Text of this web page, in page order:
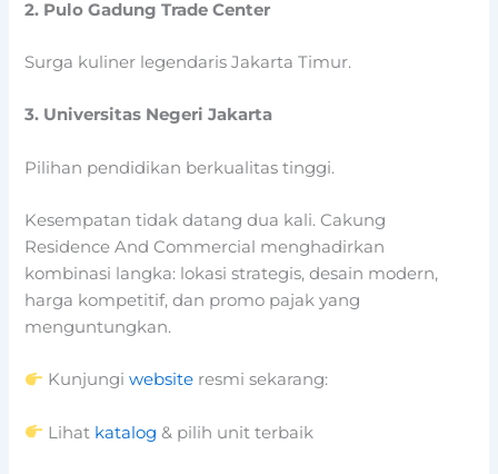
2. Pulo Gadung Trade Center
Surga kuliner legendaris Jakarta Timur.
3. Universitas Negeri Jakarta
Pilihan pendidikan berkualitas tinggi.
Kesempatan tidak datang dua kali. Cakung
Residence And Commercial menghadirkan
kombinasi langka: lokasi strategis, desain modern,
harga kompetitif, dan promo pajak yang
menguntungkan.
Kunjungiwebsite resmi sekarang:
Lihat katalog & pilih unit terbaik